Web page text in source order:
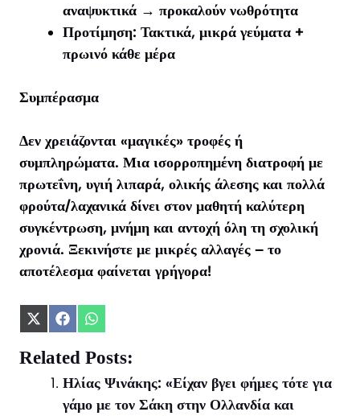
αναψυκτικά → προκαλούν νωθρότητα
Προτίμηση: Τακτικά, μικρά γεύματα +
πρωινό κάθε μέρα
Συμπέρασμα
Δεν χρειάζονται «μαγικές» τροφές ή
συμπληρώματα. Μια ισορροπημένη διατροφή με
πρωτεΐνη, υγιή λιπαρά, ολικής άλεσης και πολλά
φρούτα/λαχανικά δίνει στον μαθητή καλύτερη
συγκέντρωση, μνήμη και αντοχή όλη τη σχολική
χρονιά. Ξεκινήστε με μικρές αλλαγές – το
αποτέλεσμα φαίνεται γρήγορα!
Share
X
(Twitter)
Share
Facebook
Share
WhatsApp
Related Posts:
Ηλίας Ψινάκης: «Είχαν βγει φήμες τότε για
γάμο με τον Σάκη στην Ολλανδία και